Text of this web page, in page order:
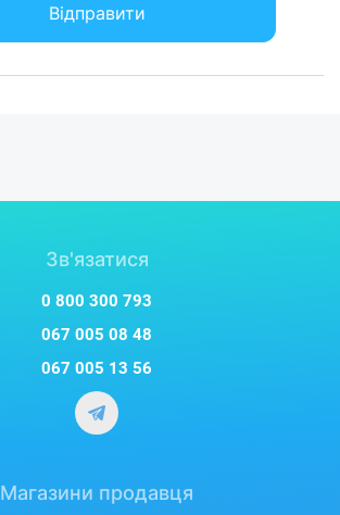
Відправити
Зв'язатися
0 800 300 793
067 005 08 48
067 005 13 56
Магазини продавця